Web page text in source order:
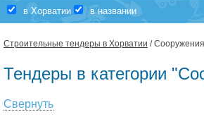
в Хорватии в названии
Строительные тендеры в Хорватии /
Тендеры в категории
Свернуть